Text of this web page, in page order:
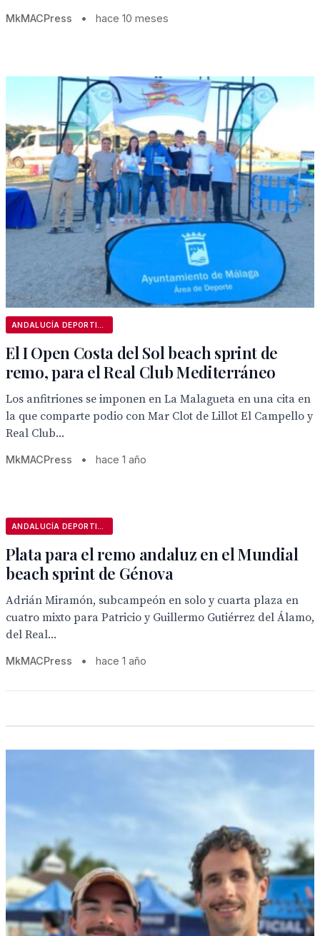
MkMACPress • hace 10 meses
El I Open Costa del Sol beach sprint de
remo, para el Real Club Mediterráneo
Los anfitriones se imponen en La Malagueta en una cita en
la que comparte podio con Mar Clot de Lillot El Campello y
Real Club...
MkMACPress • hace 1 año
Plata para el remo andaluz en el Mundial
beach sprint de Génova
Adrián Miramón, subcampeón en solo y cuarta plaza en
cuatro mixto para Patricio y Guillermo Gutiérrez del Álamo,
del Real...
MkMACPress • hace 1 año